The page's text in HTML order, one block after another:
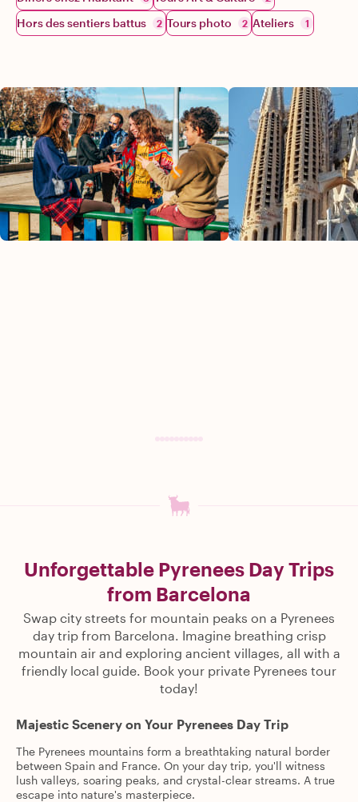
Hors des sentiers battus 2 Tours photo 2 Ateliers 1
Unforgettable Pyrenees Day Trips
from Barcelona
Swap city streets for mountain peaks on a Pyrenees
day trip from Barcelona. Imagine breathing crisp
mountain air and exploring ancient villages, all with a
friendly local guide. Book your private Pyrenees tour
today!
Majestic Scenery on Your Pyrenees Day Trip
The Pyrenees mountains form a breathtaking natural border
between Spain and France. On your day trip, you'll witness
lush valleys, soaring peaks, and crystal-clear streams. A true
escape into nature's masterpiece.